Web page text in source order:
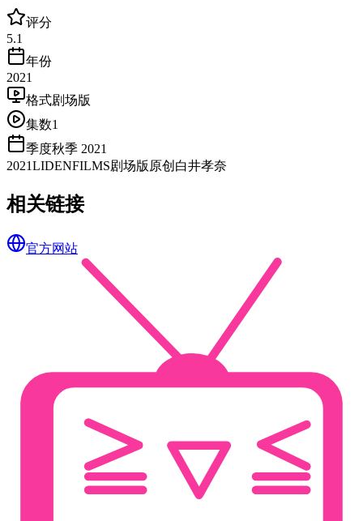
评分
5.1
年份
2021
格式剧场版
集数1
季度秋季 2021
2021LIDENFILMS剧场版 原创 白井孝奈
相关链接
官方网站